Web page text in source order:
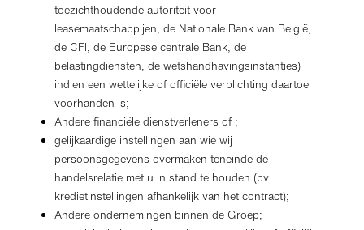
toezichthoudende autoriteit voor
leasemaatschappijen, de Nationale Bank van België,
de CFI, de Europese centrale Bank, de
belastingdiensten, de wetshandhavingsinstanties)
indien een wettelijke of officiële verplichting daartoe
voorhanden is;
Andere financiële dienstverleners of ;
gelijkaardige instellingen aan wie wij
persoonsgegevens overmaken teneinde de
handelsrelatie met u in stand te houden (bv.
kredietinstellingen afhankelijk van het contract);
Andere ondernemingen binnen de Groep;